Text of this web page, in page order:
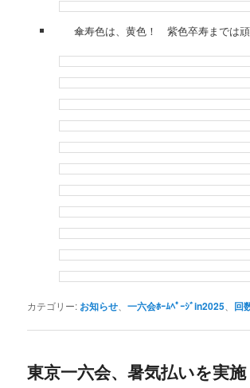
傘寿色は、黄色！ 紫色卒寿までは頑
カテゴリー: お知らせ 、一六会ﾎｰﾑﾍﾟｰｼﾞin2025 回
東京一六会、暑気払いを実施